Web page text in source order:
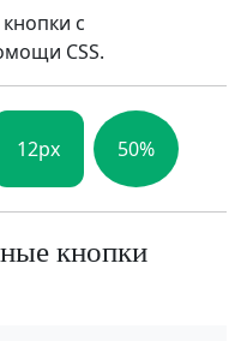
с
CSS.
12px 50%
кнопки